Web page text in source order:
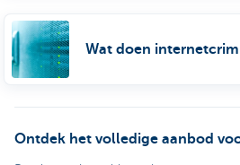
Wat doen
Ontdek het volledige aanbod